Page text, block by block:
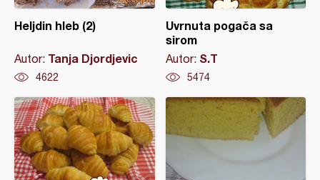
Heljdin hleb (2)
Autor: Tanja Djordjevic
4622
Uvrnuta pogača sa
sirom
Autor: S.T
5474